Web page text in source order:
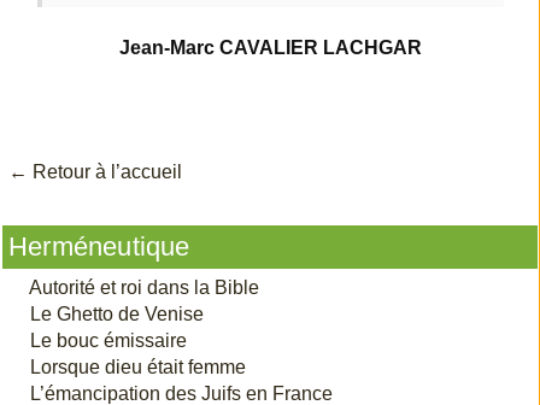
← Retour à l’accueil
Herméneutique
Autorité et roi dans la Bible
Le Ghetto de Venise
Le bouc émissaire
Lorsque dieu était femme
L’émancipation des Juifs en France
Jean-Marc CAVALIER LACHGAR